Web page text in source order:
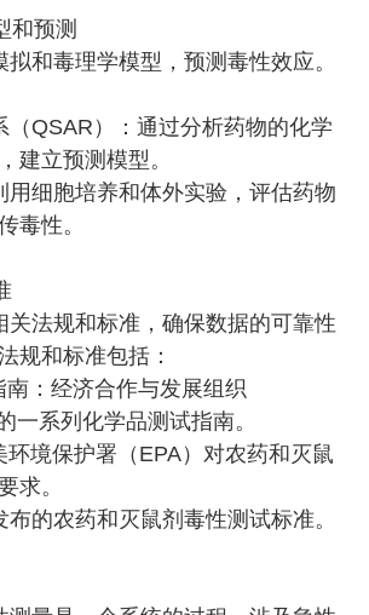
和预测
和毒理学模型，预测毒性效应。
（QSAR）：通过分析药物的化学
建立预测模型。
用细胞培养和体外实验，评估药物
毒性。
关法规和标准，确保数据的可靠性
规和标准包括：
南：经济合作与发展组织
一系列化学品测试指南。
环境保护署（EPA）对农药和灭鼠
求。
布的农药和灭鼠剂毒性测试标准。